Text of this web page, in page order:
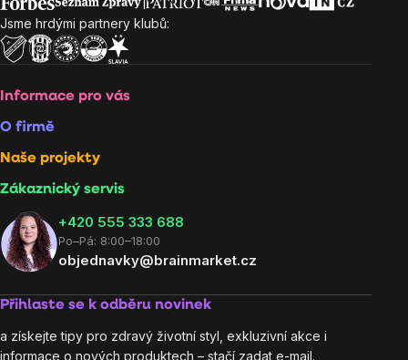
Jsme hrdými partnery klubů:
Informace pro vás
O firmě
Naše projekty
Zákaznický servis
‭+420 555 333 688
Po–Pá: 8:00–18:00
objednavky@brainmarket.cz
Přihlaste se k odběru novinek
a získejte tipy pro zdravý životní styl, exkluzivní akce i
informace o nových produktech – stačí zadat e-mail.